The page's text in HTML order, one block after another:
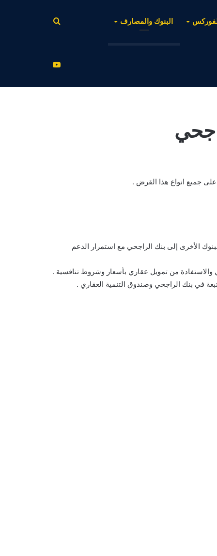
البنوك والمصارف
عن
جميع انواع هذا القرض .
الأخرى إلى بنك الراجحي مع استمرار الدعم
والاستفادة من تمويل عقاري بأسعار وشروط تنافسية .
في بنك الراجحي وصندوق التنمية العقاري .